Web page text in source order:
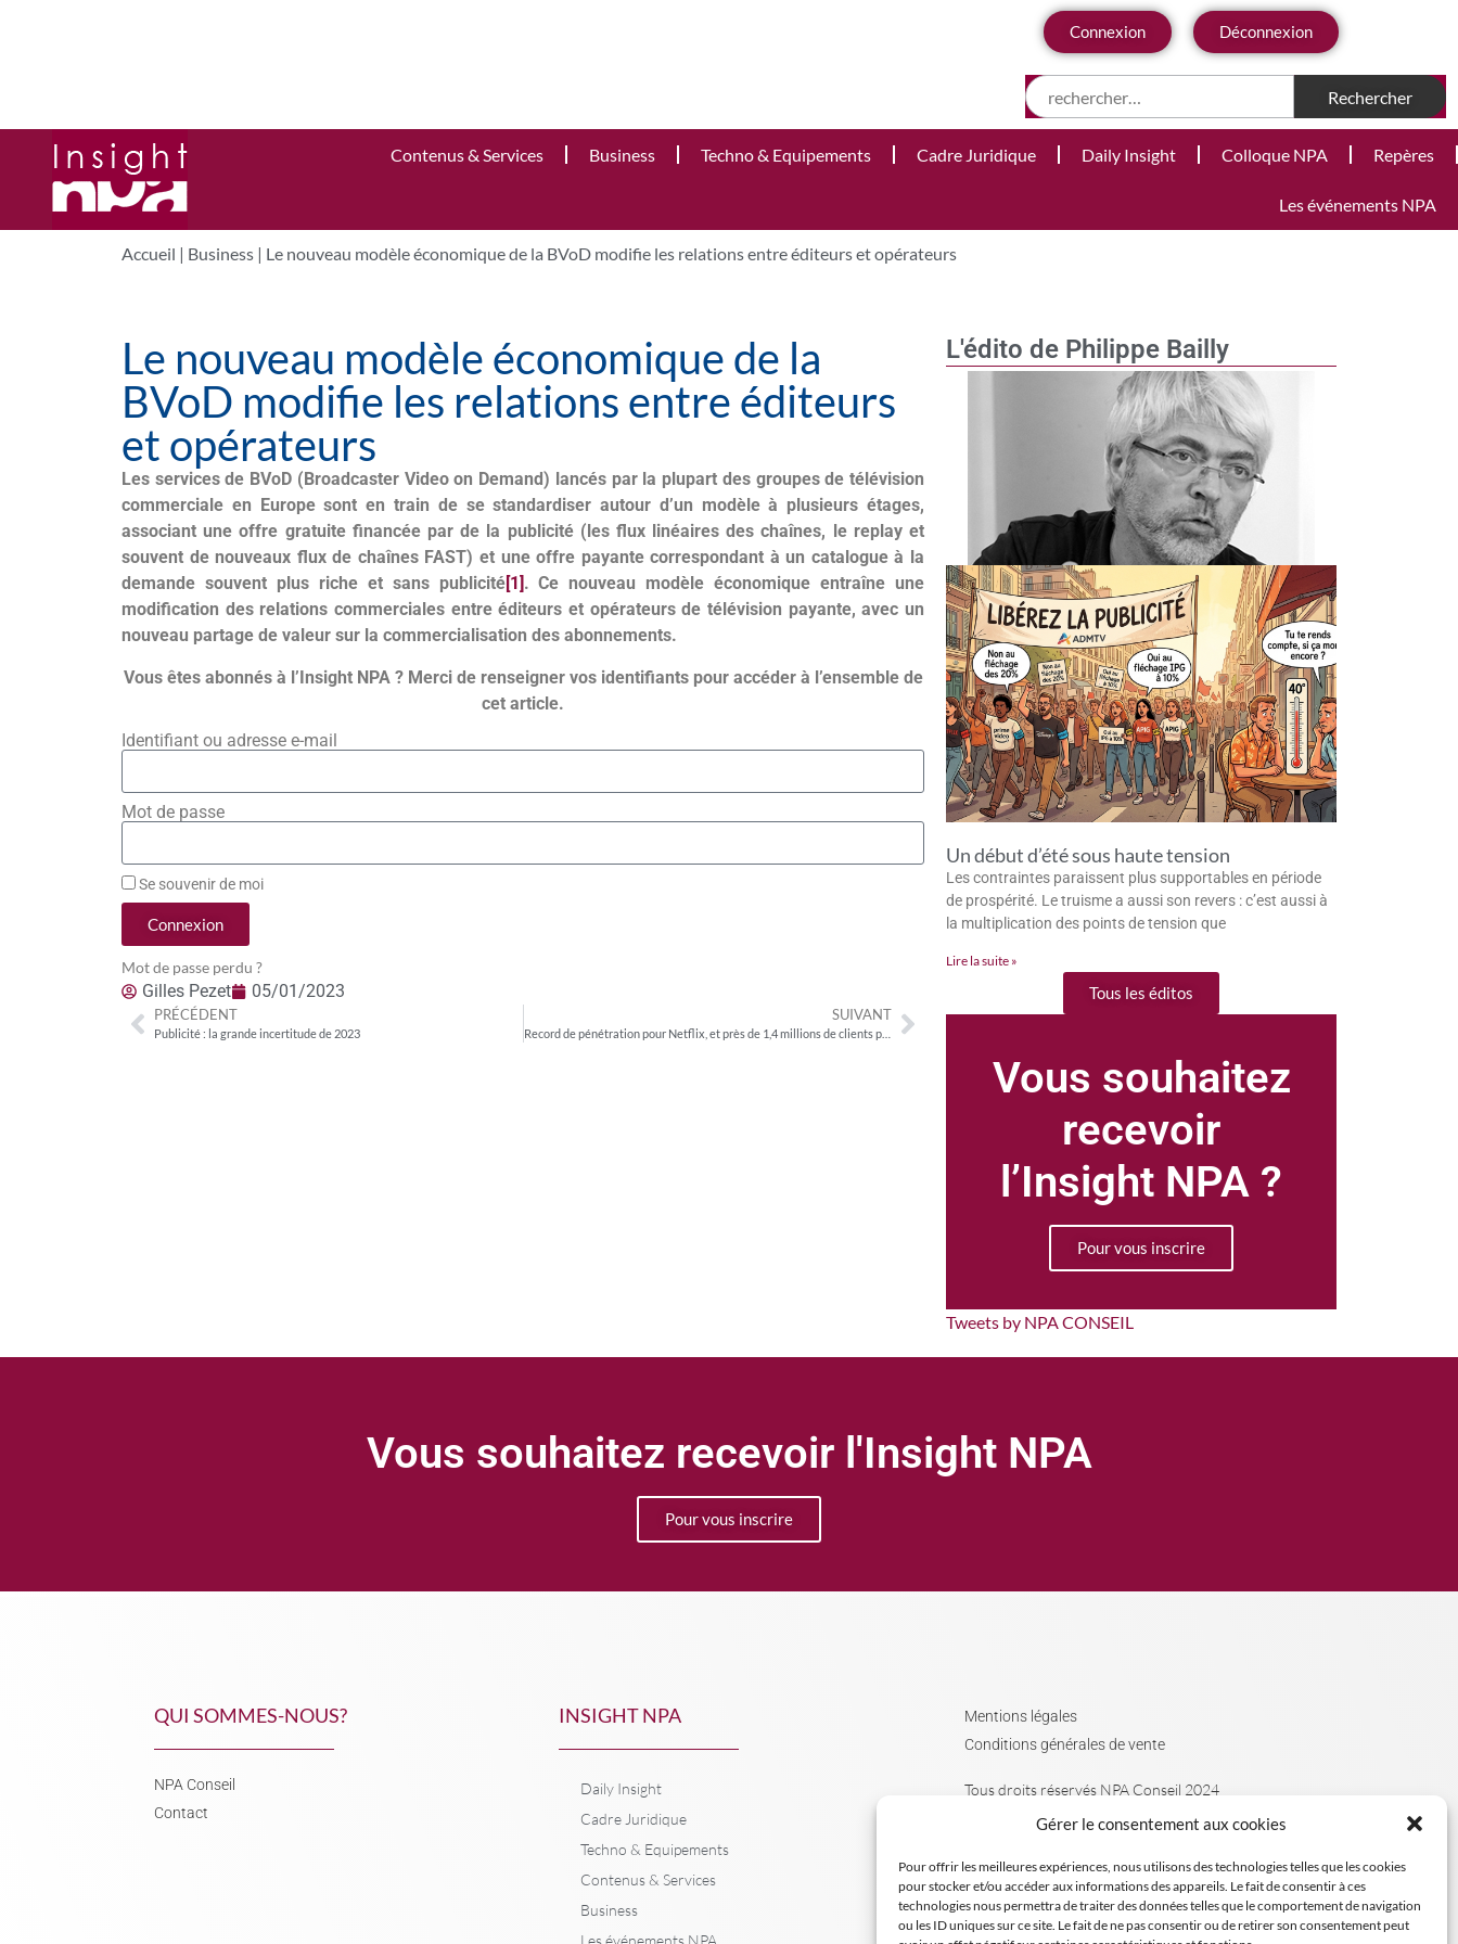
Gérer le consentement aux cookies
Pour offrir les meilleures expériences, nous utilisons des technologies telles que les cookies
pour stocker et/ou accéder aux informations des appareils. Le fait de consentir à ces
technologies nous permettra de traiter des données telles que le comportement de navigation
ou les ID uniques sur ce site. Le fait de ne pas consentir ou de retirer son consentement peut
Connexion Déconnexion
Contenus & Services Business Techno & Equipements Cadre Juridique Daily Insight Colloque NPA Repères
Les événements NPA
Accueil | Business | Le nouveau modèle économique de la BVoD modifie les relations entre éditeurs et opérateurs
L'édito de Philippe Bailly
Un début d’été sous haute tension
Les contraintes paraissent plus supportables en période
de prospérité. Le truisme a aussi son revers : c’est aussi à
la multiplication des points de tension que
Lire la suite »
Tous les éditos
Vous souhaitez
recevoir
l’Insight NPA ?
Pour vous inscrire
Tweets by NPA CONSEIL
Le nouveau modèle économique de la
BVoD modifie les relations entre éditeurs
et opérateurs
Les services de BVoD (Broadcaster Video on Demand) lancés par la plupart des groupes de télévision
commerciale en Europe sont en train de se standardiser autour d’un modèle à plusieurs étages,
associant une offre gratuite financée par de la publicité (les flux linéaires des chaînes, le replay et
souvent de nouveaux flux de chaînes FAST) et une offre payante correspondant à un catalogue à la
demande souvent plus riche et sans publicité[1]. Ce nouveau modèle économique entraîne une
modification des relations commerciales entre éditeurs et opérateurs de télévision payante, avec un
nouveau partage de valeur sur la commercialisation des abonnements.
Vous êtes abonnés à l’Insight NPA ? Merci de renseigner vos identifiants pour accéder à l’ensemble de
cet article.
Identifiant ou adresse e-mail
Mot de passe
Se souvenir de moi
Connexion
Mot de passe perdu ?
Gilles Pezet 05/01/2023
PRÉCÉDENT
Publicité : la grande incertitude de 2023
SUIVANT
Record de pénétration pour Netflix, et près de 1,4 millions de clients pour l’offre avec publicité
Vous souhaitez recevoir l'Insight NPA
Pour vous inscrire
QUI SOMMES-NOUS?
NPA Conseil
Contact
INSIGHT NPA
Daily Insight
Cadre Juridique
Techno & Equipements
Contenus & Services
Business
Mentions légales
Conditions générales de vente
Tous droits réservés NPA Conseil 2024